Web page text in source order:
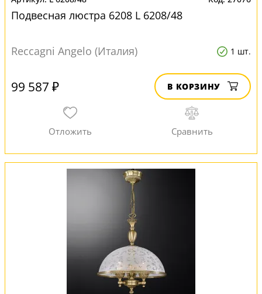
Подвесная люстра 6208 L 6208/48
Reccagni Angelo (Италия) 1 шт.
99 587 ₽ В КОРЗИНУ